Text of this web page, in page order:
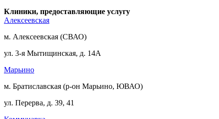
Клиники, предоставляющие услугу
Алексеевская
м. Алексеевская (СВАО)
ул. 3-я Мытищинская, д. 14А
Марьино
м. Братиславская (р-он Марьино, ЮВАО)
ул. Перерва, д. 39, 41